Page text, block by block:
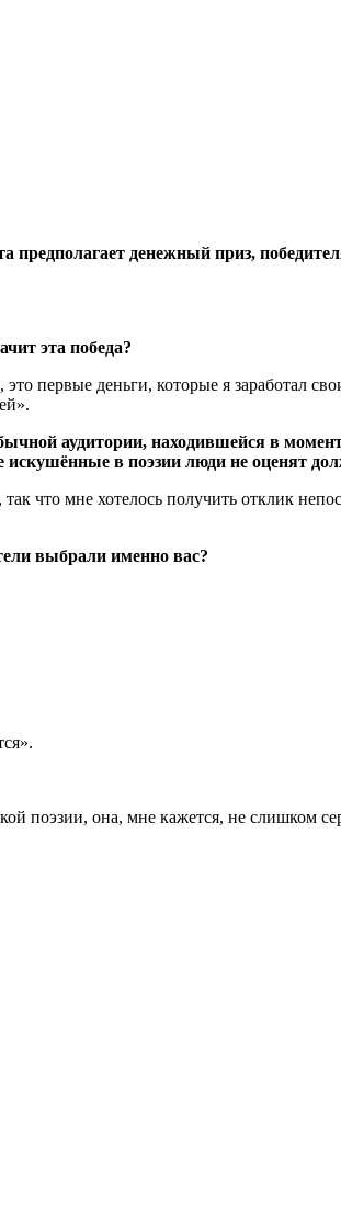
предполагает денежный приз,
эта победа?
первые деньги, которые я заработал
аудитории, находившейся в
в поэзии люди не оценят
мне хотелось получить отклик
выбрали именно вас?
поэзии, она, мне кажется, не слишком